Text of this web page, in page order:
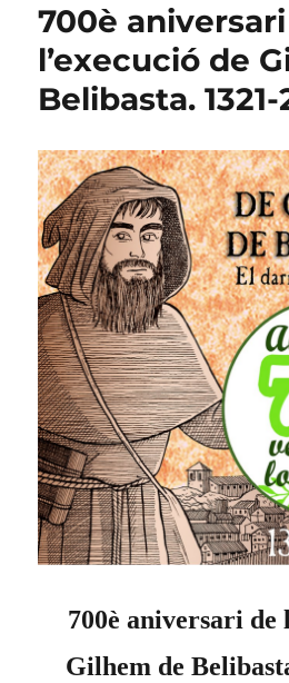
700è
l’execució de
Belibasta. 1321-
700è aniversari de
Gilhem de